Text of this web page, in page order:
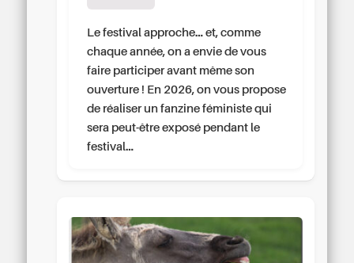
Le festival approche… et, comme
chaque année, on a envie de vous
faire participer avant même son
ouverture ! En 2026, on vous propose
de réaliser un fanzine féministe qui
sera peut-être exposé pendant le
festival…